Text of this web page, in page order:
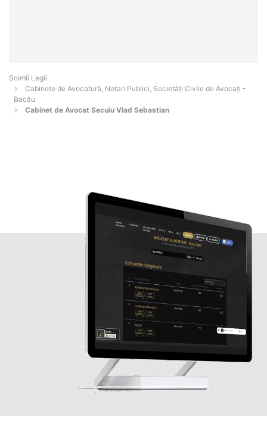
Șoimii Legii
Cabinete de Avocatură, Notari Publici, Societăți Civile de Avocați -
Bacău
Cabinet de Avocat Secuiu Vlad Sebastian